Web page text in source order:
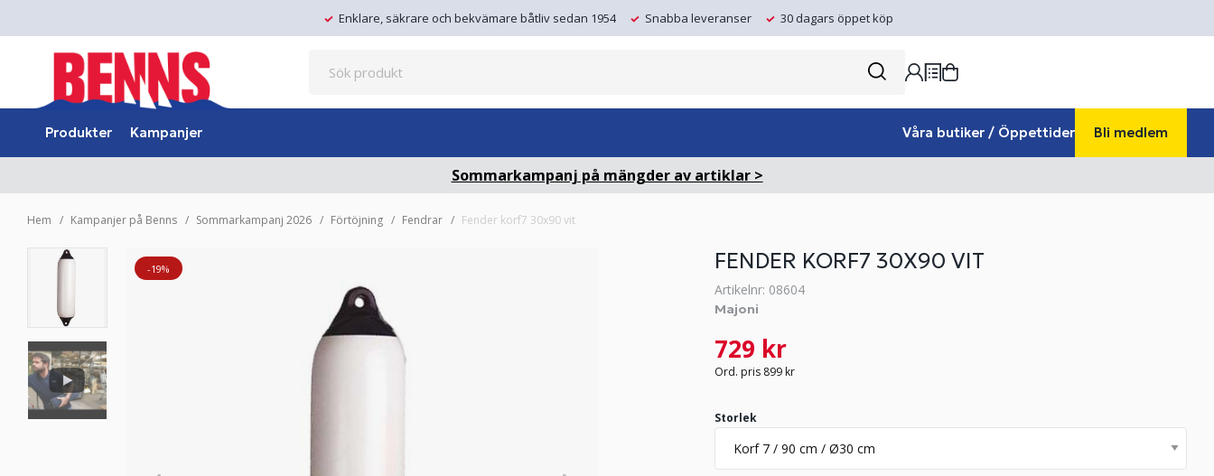
Enklare, säkrare och bekvämare båtliv sedan 1954 Snabba leveranser 30 dagars öppet köp
Produkter Kampanjer Våra butiker / Öppettider Bli medlem
Sommarkampanj på mängder av artiklar >
Hem Kampanjer på Benns Sommarkampanj 2026 Förtöjning Fendrar Fender korf7 30x90 vit
-19% FENDER KORF7 30X90 VIT
Artikelnr: 08604
Majoni
729 kr
Ord. pris 899 kr
Storlek